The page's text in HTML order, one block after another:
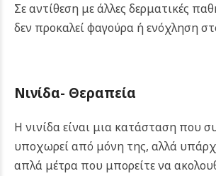
Σε αντίθεση με άλλες δερματικές
δεν προκαλεί φαγούρα ή ενόχληση
Νινίδα- Θεραπεία
Η νινίδα είναι μια κατάσταση που
υποχωρεί από μόνη της, αλλά
απλά μέτρα που μπορείτε να